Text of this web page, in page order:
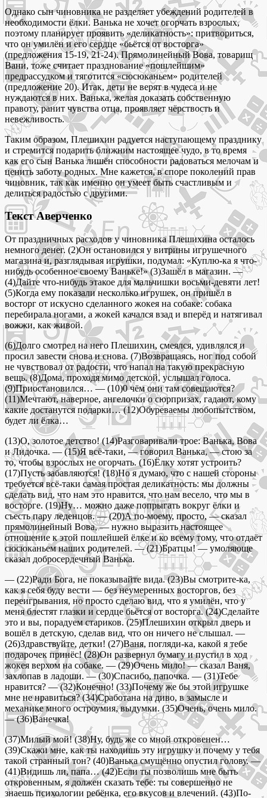
Однако сын чиновника не разделяет убеждений родителей в
необходимости ёлки. Ванька не хочет огорчать взрослых,
поэтому планирует проявить «деликатность»: притвориться,
что он умилён и его сердце «бьётся от восторга»
(предложения 15-19, 21-24). Прямолинейный Вова, товарищ
Вани, тоже считает празднование «пошлейшим»
предрассудком и тяготится «сюсюканьем» родителей
(предложение 20). Итак, дети не верят в чудеса и не
нуждаются в них. Ванька, желая доказать собственную
правоту, ранит чувства отца, проявляет чёрствость и
невежливость.
Таким образом, Плешихин радуется наступающему празднику
и стремится подарить ближним настоящее чудо, в то время
как его сын Ванька лишён способности радоваться мелочам и
ценить заботу родных. Мне кажется, в споре поколений прав
чиновник, так как именно он умеет быть счастливым и
делиться радостью с другими.
Текст Аверченко
От праздничных расходов у чиновника Плешихина осталось
немного денег. (2)Он остановился у витрины игрушечного
магазина и, разглядывая игрушки, подумал: «Куплю-ка я что-
нибудь особенное своему Ваньке!» (3)Зашёл в магазин. —
(4)Дайте что-нибудь этакое для мальчишки восьми-девяти лет!
(5)Когда ему показали несколько игрушек, он пришёл в
восторг от искусно сделанного жокея на собаке: собака
перебирала ногами, а жокей качался взад и вперёд и натягивал
вожжи, как живой.
(6)Долго смотрел на него Плешихин, смеялся, удивлялся и
просил завести снова и снова. (7)Возвращаясь, ног под собой
не чувствовал от радости, что напал на такую прекрасную
вещь. (8)Дома, проходя мимо детской, услышал голоса.
(9)Приостановился… — (10)0 чём они там совещаются?
(11)Мечтают, наверное, ангелочки о сюрпризах, гадают, кому
какие достанутся подарки… (12)Обуреваемы любопытством,
будет ли ёлка…
(13)О, золотое детство! (14)Разговаривали трое: Ванька, Вова
и Лидочка. — (15)Я всё-таки, — говорил Ванька, — стою за
то, чтобы взрослых не огорчать. (16)Ёлку хотят устроить?
(17)Пусть забавляются! (18)Но я думаю, что с нашей стороны
требуется всё-таки самая простая деликатность: мы должны
сделать вид, что нам это нравится, что нам весело, что мы в
восторге. (19)Ну… можно даже попрыгать вокруг ёлки и
съесть пару леденцов. — (20)А по-моему, просто, — сказал
прямолинейный Вова, — нужно выразить настоящее
отношение к этой пошлейшей ёлке и ко всему тому, что отдаёт
сюсюканьем наших родителей. — (21)Братцы! — умоляюще
сказал добросердечный Ванька.
— (22)Ради Бога, не показывайте вида. (23)Вы смотрите-ка,
как я себя буду вести — без неумеренных восторгов, без
переигрывания, но просто сделаю вид, что я умилён, что у
меня блестят глазки и сердце бьётся от восторга. (24)Сделайте
это и вы, порадуем стариков. (25)Плешихин открыл дверь и
вошёл в детскую, сделав вид, что он ничего не слышал. —
(26)Здравствуйте, детки! (27)Ваня, погляди-ка, какой я тебе
подарочек принёс! (28)Он развернул бумагу и пустил в ход
жокея верхом на собаке. — (29)Очень мило! — сказал Ваня,
захлопав в ладоши. — (30)Спасибо, папочка. — (З1)Тебе
нравится? — (32)Конечно! (33)Почему же бы этой игрушке
мне не нравиться? (34)Сработана на диво, в замысле и
механике много остроумия, выдумки. (35)Очень, очень мило.
— (36)Ванечка!
(37)Милый мой! (38)Ну, будь же со мной откровенен…
(39)Скажи мне, как ты находишь эту игрушку и почему у тебя
такой странный тон? (40)Ванька смущённо опустил голову. —
(41)Видишь ли, папа… (42)Если ты позволишь мне быть
откровенным, я должен сказать тебе: ты совершенно не
знаешь психологии ребёнка, его вкусов и влечений. (43)По-